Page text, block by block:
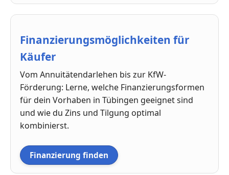
Finanzierungsmöglichkeiten für
Käufer
Vom Annuitätendarlehen bis zur KfW-
Förderung: Lerne, welche Finanzierungsformen
für dein Vorhaben in Tübingen geeignet sind
und wie du Zins und Tilgung optimal
kombinierst.
Finanzierung finden